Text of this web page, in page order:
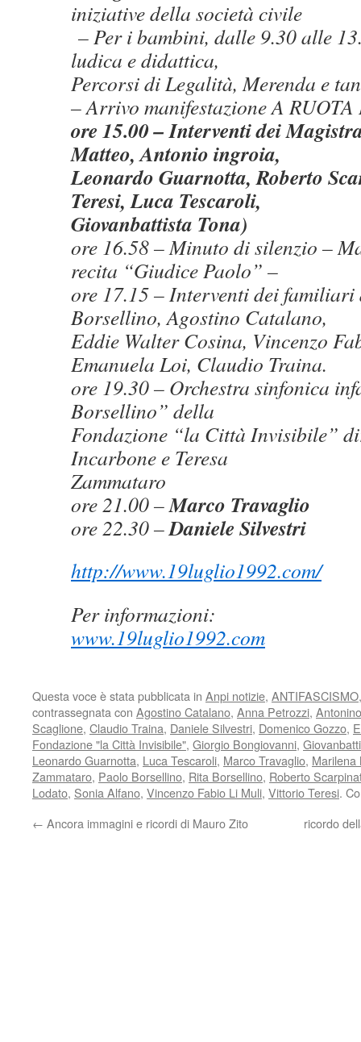
iniziative della società civile
– Per i bambini, dalle 9.30 alle
ludica e didattica,
Percorsi di Legalità, Merenda e
– Arrivo manifestazione A
ore 15.00 – Interventi dei
Matteo, Antonio ingroia,
Leonardo Guarnotta, Roberto
Teresi, Luca Tescaroli,
Giovanbattista Tona)
ore 16.58 – Minuto di silenzio –
recita “Giudice Paolo” –
ore 17.15 – Interventi dei familiari
Borsellino, Agostino Catalano,
Eddie Walter Cosina, Vincenzo
Emanuela Loi, Claudio Traina.
ore 19.30 – Orchestra sinfonica
Borsellino” della
Fondazione “la Città Invisibile”
Incarbone e Teresa
Zammataro
ore 21.00 –Marco Travaglio
ore 22.30 –Daniele Silvestri
http://www.19luglio1992.com/
Per informazioni:
www.19luglio1992.com
Questa voce è stata pubblicata in Anpi notizie, ANTIFASCISMO
contrassegnata con Agostino Catalano, Anna Petrozzi,
Scaglione, Claudio Traina, Daniele Silvestri, Domenico Gozzo,
Fondazione "la Città Invisibile", Giorgio Bongiovanni,
Leonardo Guarnotta, Luca Tescaroli, Marco Travaglio, Marilena
Zammataro, Paolo Borsellino, Rita Borsellino, Roberto
Lodato, Sonia Alfano, Vincenzo Fabio Li Muli, Vittorio Teresi.
← Ancora immagini e ricordi di Mauro Zito ricordo